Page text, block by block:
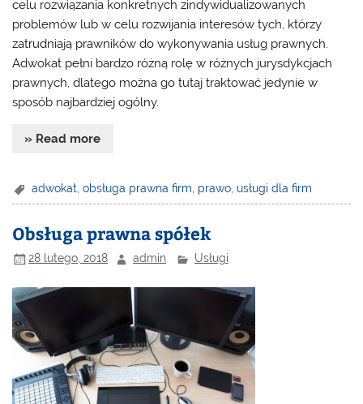
celu rozwiązania konkretnych zindywidualizowanych
problemów lub w celu rozwijania interesów tych, którzy
zatrudniają prawników do wykonywania usług prawnych.
Adwokat pełni bardzo różną rolę w różnych jurysdykcjach
prawnych, dlatego można go tutaj traktować jedynie w
sposób najbardziej ogólny.
» Read more
adwokat ,obsługa prawna firm prawo usługi dla firm
Obsługa prawna spółek
28 lutego, 2018 admin Usługi